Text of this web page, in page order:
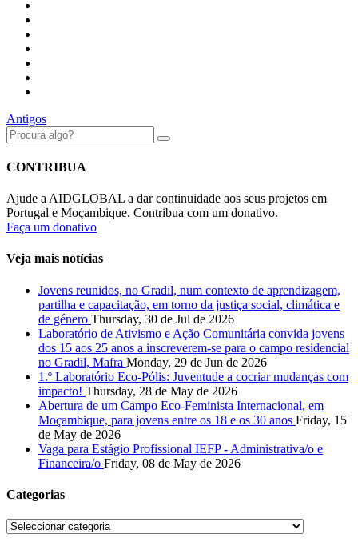
Antigos
CONTRIBUA
Ajude a AIDGLOBAL a dar continuidade aos seus projetos em
Portugal e Moçambique. Contribua com um donativo.
Faça um donativo
Veja mais notícias
Jovens reunidos, no Gradil, num contexto de aprendizagem,
partilha e capacitação, em torno da justiça social, climática e
de género Thursday, 30 de Jul de 2026
Laboratório de Ativismo e Ação Comunitária convida jovens
dos 15 aos 25 anos a inscreverem-se para o campo residencial
no Gradil, Mafra Monday, 29 de Jun de 2026
1.º Laboratório Eco-Pólis: Juventude a cocriar mudanças com
impacto! Thursday, 28 de May de 2026
Abertura de um Campo Eco-Feminista Internacional, em
Moçambique, para jovens entre os 18 e os 30 anos Friday, 15
de May de 2026
Vaga para Estágio Profissional IEFP - Administrativa/o e
Financeira/o Friday, 08 de May de 2026
Categorias